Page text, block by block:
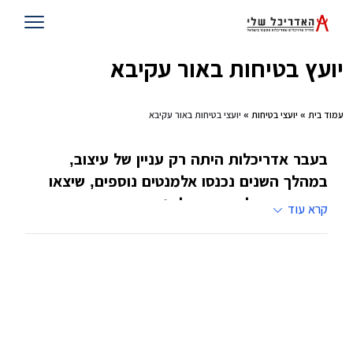
יועץ בטיחות באור עקיבא
עמוד בית » יועצי בטיחות » יועצי בטיחות באור עקיבא
בעבר אדריכלות היתה רק עניין של עיצוב,
במהלך השנים נכנסו אלמנטים נוספים, שיצאו
מתוך אדריכלות והפכו לענפים ייחודים, אחד
קרא עוד